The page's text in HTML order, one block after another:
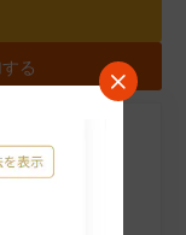
る
示